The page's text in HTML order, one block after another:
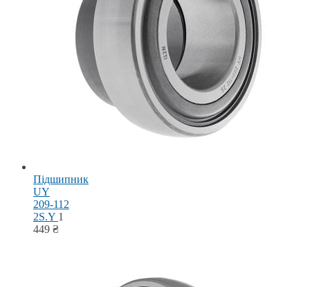
Підшипник
UY
209-112
2S.Y 1
449 ₴